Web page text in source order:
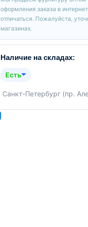
оформления заказа в
отличаться. Пожалуйста,
магазинах.
Наличие на складах:
Есть
Санкт-Петербург (пр.